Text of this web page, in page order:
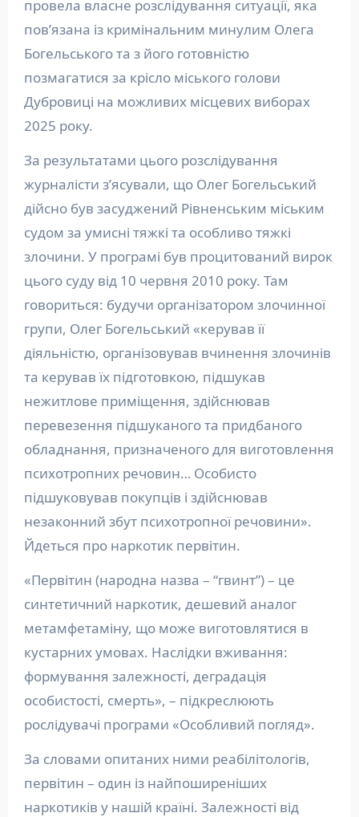
провела власне розслідування ситуації, яка
пов’язана із кримінальним минулим Олега
Богельського та з його готовністю
позмагатися за крісло міського голови
Дубровиці на можливих місцевих виборах
2025 року.
За результатами цього розслідування
журналісти з’ясували, що Олег Богельський
дійсно був засуджений Рівненським міським
судом за умисні тяжкі та особливо тяжкі
злочини. У програмі був процитований вирок
цього суду від 10 червня 2010 року. Там
говориться: будучи організатором злочинної
групи, Олег Богельський «керував її
діяльністю, організовував вчинення злочинів
та керував їх підготовкою, підшукав
нежитлове приміщення, здійснював
перевезення підшуканого та придбаного
обладнання, призначеного для виготовлення
психотропних речовин… Особисто
підшуковував покупців і здійснював
незаконний збут психотропної речовини».
Йдеться про наркотик первітин.
«Первітин (народна назва – “гвинт”) – це
синтетичний наркотик, дешевий аналог
метамфетаміну, що може виготовлятися в
кустарних умовах. Наслідки вживання:
формування залежності, деградація
особистості, смерть», – підкреслюють
рослідувачі програми «Особливий погляд».
За словами опитаних ними реабілітологів,
первітин – один із найпоширеніших
наркотиків у нашій країні. Залежності від